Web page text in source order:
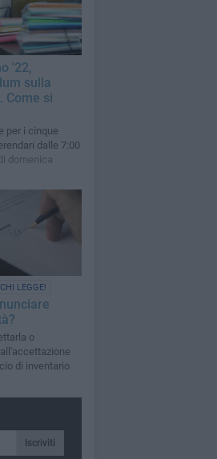
'22,
sulla
Come si
per i cinque
dalle 7:00
domenica
LEGGE!
o
di inventario
Iscriviti